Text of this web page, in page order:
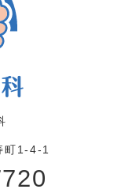
町1-4-1